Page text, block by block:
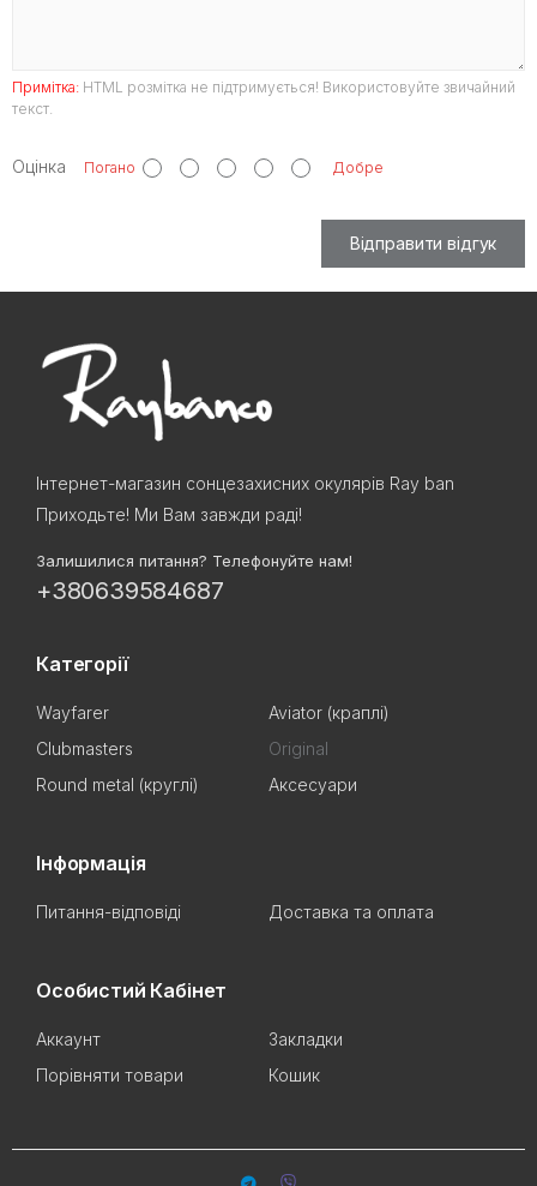
Примітка: HTML розмітка не підтримується! Використовуйте звичайний
текст.
Оцінка Погано Добре
Відправити відгук
Інтернет-магазин сонцезахисних окулярів Ray ban
Приходьте! Ми Вам завжди раді!
Залишилися питання? Телефонуйте нам!
+380639584687
Категорії
Wayfarer
Aviator (краплі)
Clubmasters
Original
Round metal (круглі)
Аксесуари
Інформація
Питання-відповіді Доставка та оплата
Особистий Кабінет
Аккаунт
Закладки
Порівняти товари
Кошик